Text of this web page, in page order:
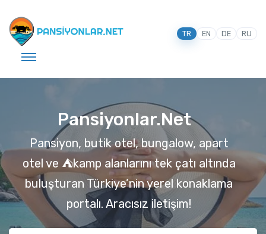
TR EN DE RU
Pansiyonlar.Net
Pansiyon, butik otel, bungalow, apart
otel ve ⛺️kamp alanlarını tek çatı altında
buluşturan Türkiye’nin yerel konaklama
portalı. Aracısız iletişim!